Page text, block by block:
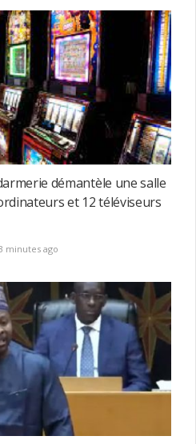
démantèle une salle
et 12 téléviseurs
minutes ago